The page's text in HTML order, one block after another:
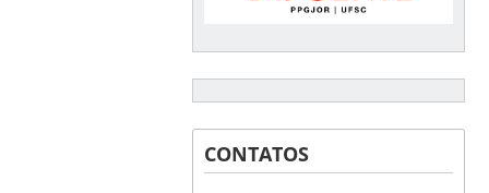
CONTATOS